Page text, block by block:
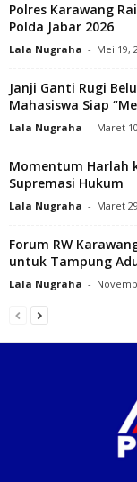
Polres Karawang
Polda Jabar 2026
Lala Nugraha - Mei 19,
Janji Ganti Rugi
Mahasiswa Siap
Lala Nugraha - Maret
Momentum Harlah
Supremasi Hukum
Lala Nugraha - Maret
Forum RW
untuk Tampung
Lala Nugraha -